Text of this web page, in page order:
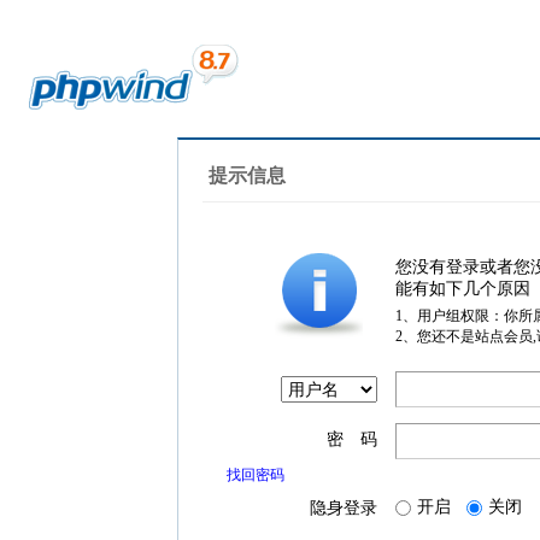
提示信息
您没有登录或者您
能有如下几个原因
1、用户组权限：你所
2、您还不是站点会员
密 码
找回密码
隐身登录 开启 关闭